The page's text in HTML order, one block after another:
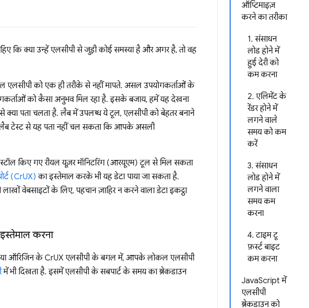
ऑप्टिमाइज़
करने का तरीका
1. संसाधन
लोड होने में
हुई देरी को
कम करना
2. एलिमेंट के
रेंडर होने में
लगने वाले
समय को कम
करें
3. संसाधन
लोड होने में
लगने वाला
समय कम
करना
4. टाइम टू
फ़र्स्ट बाइट
कम करना
JavaScript में
एलसीपी
ब्रेकडाउन को
कि क्या उन्हें एलसीपी से जुड़ी कोई समस्या है और अगर है, तो वह
एलसीपी को एक ही तरीके से नहीं मापते. असल उपयोगकर्ताओं के
को कैसा अनुभव मिल रहा है. इसके बजाय, हमें यह देखना
पता चलता है. लैब में उपलब्ध ये टूल, एलसीपी को बेहतर बनाने
लैब टेस्ट से यह पता नहीं चल सकता कि आपके असली
किए गए रीयल यूज़र मॉनिटरिंग (आरयूएम) टूल से मिल सकता
(CrUX)का इस्तेमाल करके भी यह डेटा पाया जा सकता है.
वेबसाइटों के लिए, पहचान ज़ाहिर न करने वाला डेटा इकट्ठा
करना
ऑरिजिन के CrUX एलसीपी के बगल में, आपके लोकल एलसीपी
में भी दिखता है. इसमें एलसीपी के सबपार्ट के समय का ब्रेकडाउन